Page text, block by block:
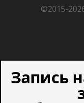
©2015-
Запись